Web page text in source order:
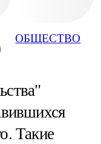
ОБЩЕСТВО
Такие